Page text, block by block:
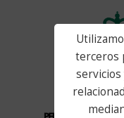
terceros